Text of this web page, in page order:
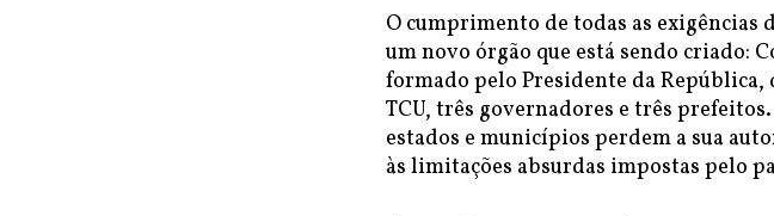
O cumprimento de todas as exigências
um novo órgão que está sendo criado:
formado pelo Presidente da República,
TCU, três governadores e três
estados e municípios perdem a sua
às limitações absurdas impostas pelo